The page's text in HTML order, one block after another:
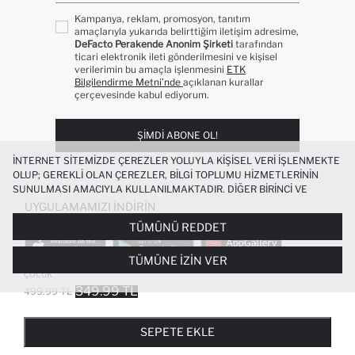
BASKILI BELI LASTIKLI 2'LI ŞORT KIZ
ÇOCUK
499.99 TL 349.99 TL
SEPETE EKLE
Kampanya, reklam, promosyon, tanıtım
amaçlarıyla yukarıda belirttiğim iletişim adresime,
DeFacto Perakende Anonim Şirketi tarafından
ticari elektronik ileti gönderilmesini ve kişisel
verilerimin bu amaçla işlenmesini ETK
Bilgilendirme Metni’nde açıklanan kurallar
çerçevesinde kabul ediyorum.
ŞIMDI ABONE OL!
UYGULAMAMIZI İNDIRIN
POPÜLER KATEGORILER
KADIN BEYAZ TIŞÖRT
İNTERNET SITEMIZDE ÇEREZLER YOLUYLA KIŞISEL VERI IŞLENMEKTE
OLUP; GEREKLI OLAN ÇEREZLER, BILGI TOPLUMU HIZMETLERININ
SUNULMASI AMACIYLA KULLANILMAKTADIR. DIĞER BIRINCI VE
ÜÇÜNCÜ TARAF ÇEREZLER ISE SIZE DAHA IYI BIR ALIŞVERIŞ
DENEYIMI SUNULABILMESI, SITEMIZIN DAHA IŞLEVSEL KILINMASI VE
KIŞISELLEŞTIRMESI VE AÇIK RIZA VERMENIZ HALINDE, SIZLERE
YÖNELIK PAZARLAMA FAALIYETLERININ YAPILMASI AMAÇLARIYLA
SINIRLI OLARAK KULLANILACAKTIR. ÇEREZLERE DAIR TERCIHLERINIZI
ÇEREZ TERCIHLERIPANELI ARACILIĞIYLA HER ZAMAN YÖNETEBILIR,
ÇEREZLERLE ILGILI DAHA DETAYLI BILGIYE
TÜMÜNÜ REDDET
TÜMÜNE İZIN VER